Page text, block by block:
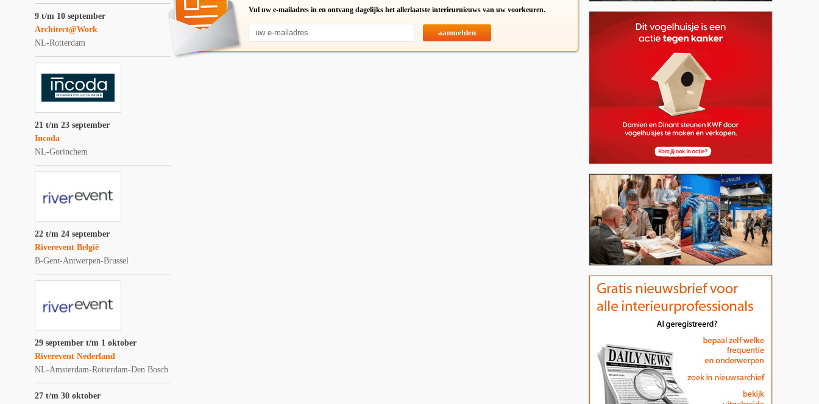
9 t/m 10 september
Architect@Work
NL-Rotterdam
21 t/m 23 september
Incoda
NL-Gorinchem
22 t/m 24 september
Riverevent België
B-Gent-Antwerpen-Brussel
29 september t/m 1 oktober
Riverevent Nederland
NL-Amsterdam-Rotterdam-Den Bosch
27 t/m 30 oktober
Vul uw e-mailadres in en ontvang dagelijks het allerlaatste interieurnieuws van uw voorkeuren.
aanmelden